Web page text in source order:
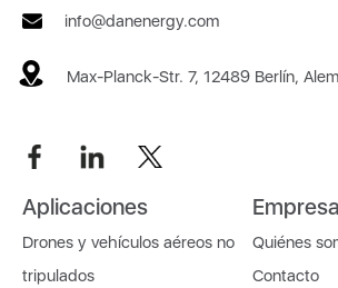
info@danenergy.com
Max-Planck-Str. 7, 12489 Berlín,
Aplicaciones
Drones y vehículos aéreos no
tripulados
Empresa
Quiénes
Contacto